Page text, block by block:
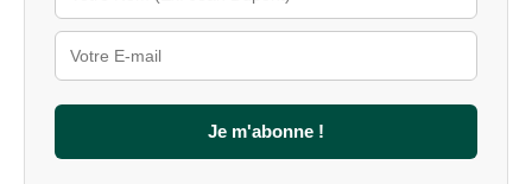
u
r
l
e
Je m'abonne !